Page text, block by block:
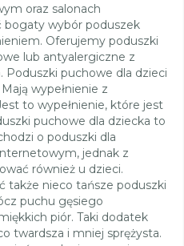
oraz salonach
bogaty wybór poduszek
Oferujemy poduszki
lub antyalergiczne z
puchowe dla dzieci
wypełnienie z
to wypełnienie, które jest
puchowe dla dziecka to
o poduszki dla
jednak z
również u dzieci.
także nieco tańsze poduszki
puchu gęsiego
piór. Taki dodatek
twardsza i mniej sprężysta.